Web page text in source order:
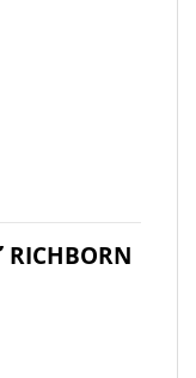
RICHBORN